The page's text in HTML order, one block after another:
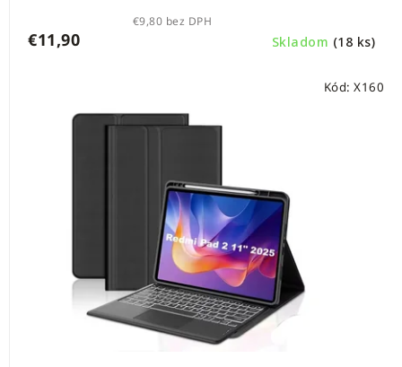
Skladom (18 ks)
€9,80 bez DPH
€11,90
Kód: X160